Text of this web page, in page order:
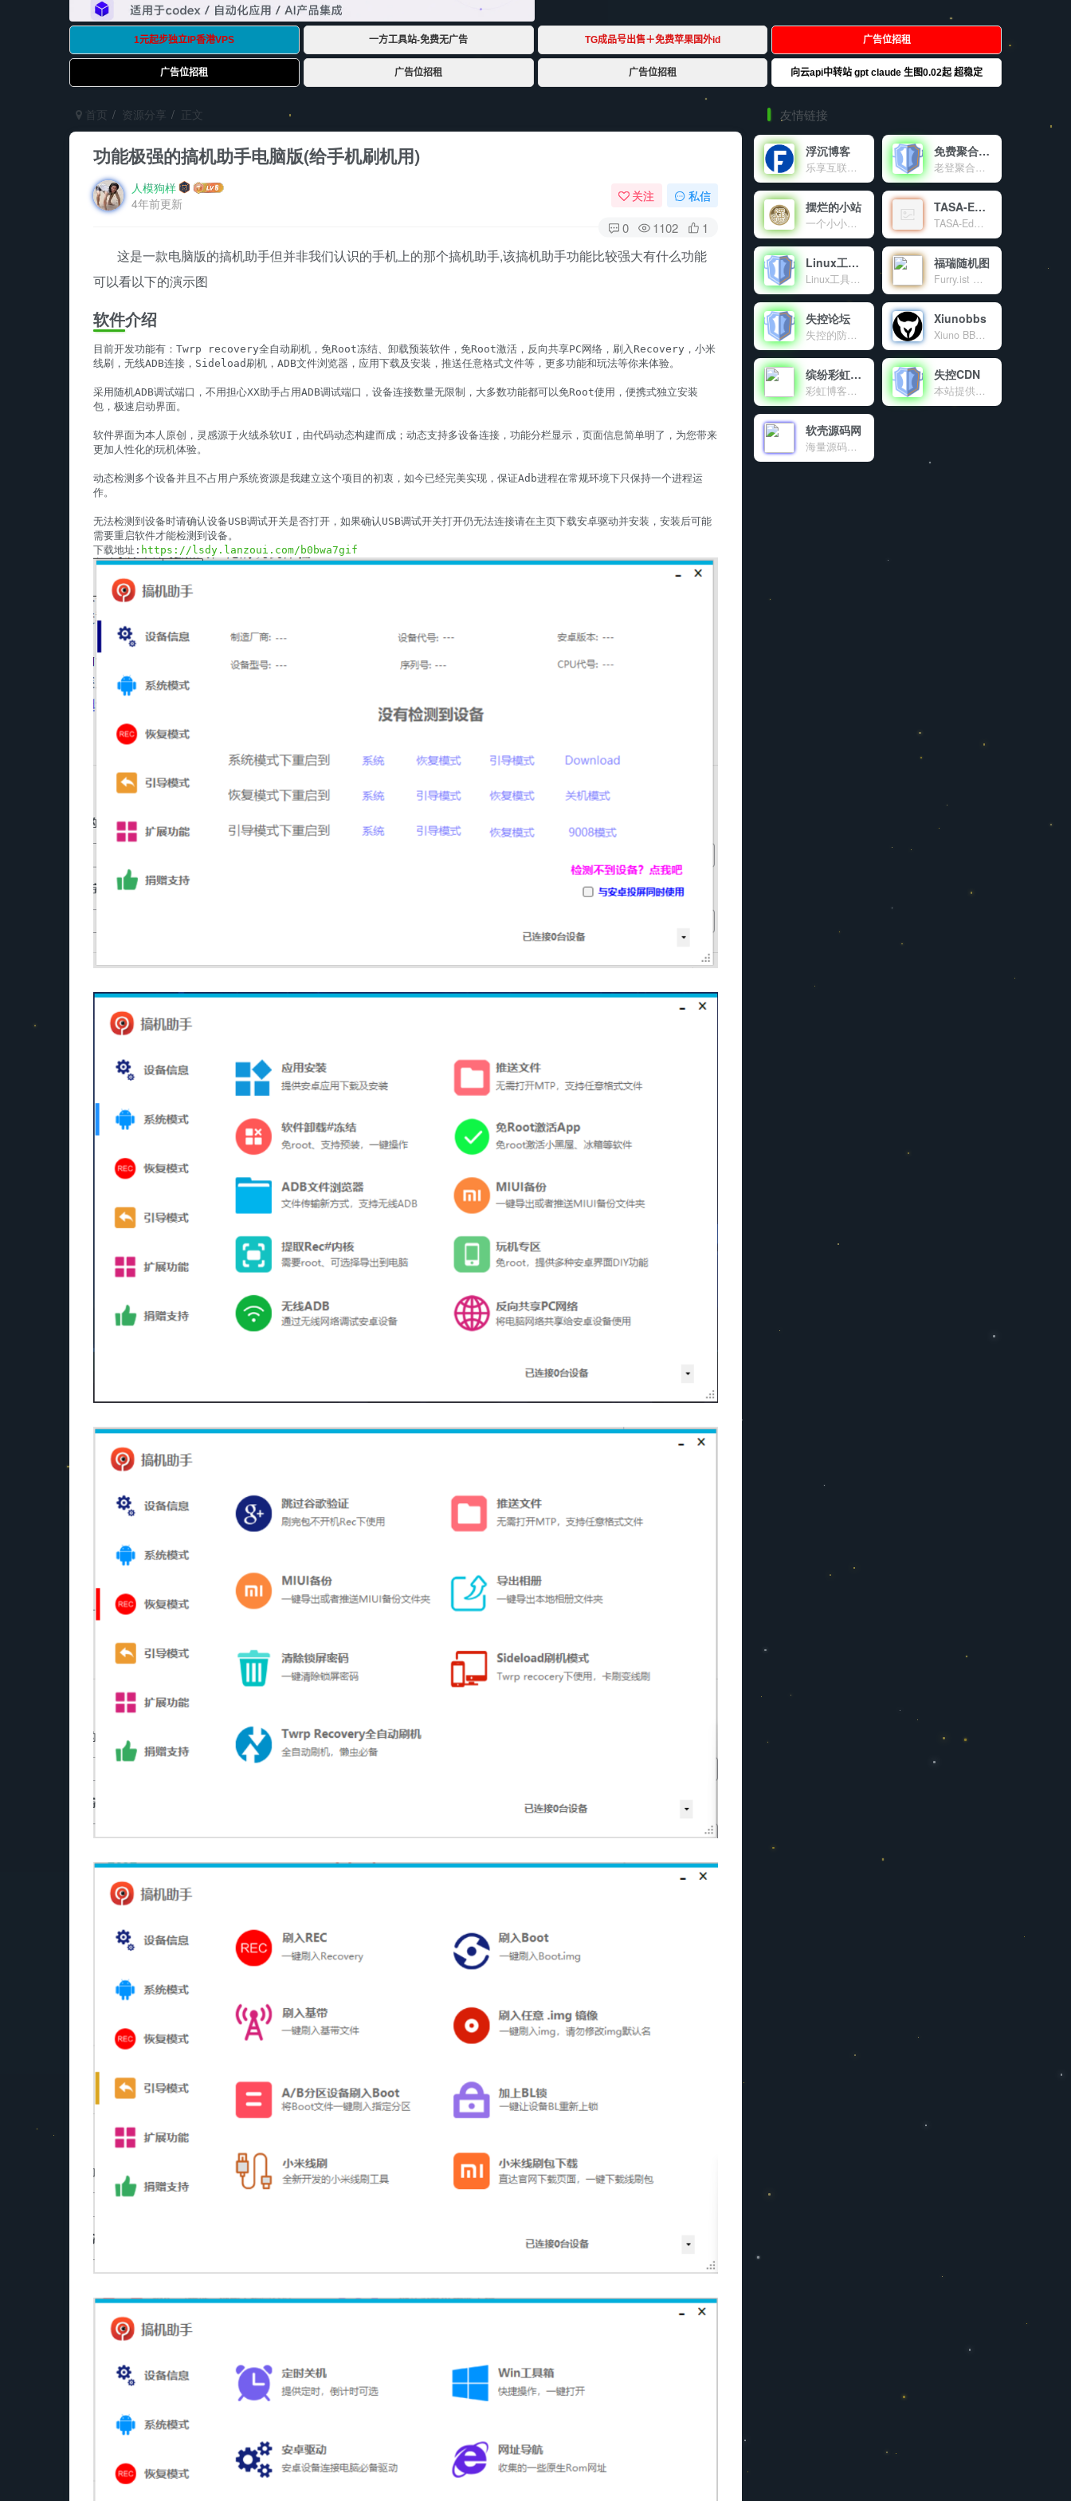
首页 资源分享 正文
功能极强的搞机助手电脑版(给手机刷机用)
人模狗样
4年前更新
关注 私信
0 1102 1
这是一款电脑版的搞机助手但并非我们认识的手机上的那个搞机助手,该搞机助手功能比较强大有什么功能
可以看以下的演示图
软件介绍
目前开发功能有：Twrp recovery全自动刷机，免Root冻结、卸载预装软件，免Root激活，反向共享PC网络，刷入Recovery，小米
线刷，无线ADB连接，Sideload刷机，ADB文件浏览器，应用下载及安装，推送任意格式文件等，更多功能和玩法等你来体验。
采用随机ADB调试端口，不用担心XX助手占用ADB调试端口，设备连接数量无限制，大多数功能都可以免Root使用，便携式独立安装
包，极速启动界面。
软件界面为本人原创，灵感源于火绒杀软UI，由代码动态构建而成；动态支持多设备连接，功能分栏显示，页面信息简单明了，为您带来
更加人性化的玩机体验。
动态检测多个设备并且不占用户系统资源是我建立这个项目的初衷，如今已经完美实现，保证Adb进程在常规环境下只保持一个进程运
作。
无法检测到设备时请确认设备USB调试开关是否打开，如果确认USB调试开关打开仍无法连接请在主页下载安卓驱动并安装，安装后可能
需要重启软件才能检测到设备。
下载地址: https://lsdy.lanzoui.com/b0bwa7gif
友情链接
浮沉博客
乐享互联网资源及IT技术的个人博客
免费聚合登录
老登聚合登录是老登互联网科技有限公司旗下的社会化账号聚合登录系统，让网站的最终用户可以一站式选择使用包括微信、微博、QQ、百度等多种社会化帐号登录该站点。简化用户注册登录过程、改善用户浏览站点的体验、迅速提高网站注册量和用户数据量。有完善的开发文档与SDK，方便开发者快速接入。
摆烂的小站
一个小小的世界
TASA-Ed官网
TASA-Ed工作室官网！
Linux工具箱
Linux工具箱是一个功能强大的Linux系统管理工具，提供系统优化、虚拟内存管理、DNS配置、软件源更换等多种功能，让Linux服务器管理变得简单高效。
福瑞随机图
Furry.ist 是一个有趣又高质量的兽装图片分享平台，通过简单的 API 调用，让开发者和爱好者轻松获取丰富的资源。分享，是乐趣；探索，是热爱。这里，趣味与创意交融，等你来发现！
失控论坛
失控的防御系统官方交流论坛。
Xiunobbs
Xiuno BBS开源程序交流论坛，致力于为使用Xiuno开源程序的站长提供海量的Xiuno插件，Xiuno模板，Xiuno使用交流，精准地为各位站长朋友免费提供了大量的资源文件。本站为Xiuno程序爱好者，众位站长，粉丝朋友共同建设的公益性交流论坛。
缤纷彩虹天地
彩虹博客（blog.cccyun.cn）成立于年月日，搭建在新浪sae云计算平台。本站目前作为我的原创程序首发站，同时致力于互联网资源的共享，包括程序源码、各种教程、软件、影视、音乐、电子书、新闻等。对于一些比较不错的有价值的文章，本博客也会适当转载分享。
失控CDN
本站提供的免费公益CDN
软壳源码网
海量源码、程序软件、技术资源共享